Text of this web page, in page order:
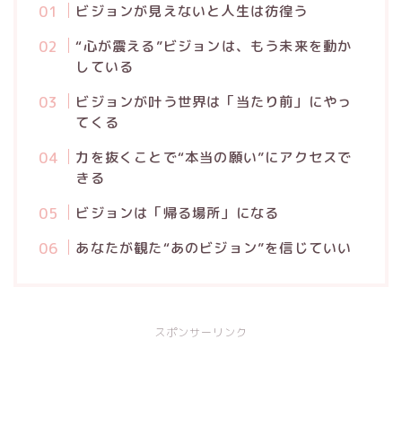
ビジョンが見えないと人生は彷徨う
“心が震える”ビジョンは、もう未来を動か
している
ビジョンが叶う世界は「当たり前」にやっ
てくる
力を抜くことで“本当の願い”にアクセスで
きる
ビジョンは「帰る場所」になる
あなたが観た“あのビジョン”を信じていい
スポンサーリンク